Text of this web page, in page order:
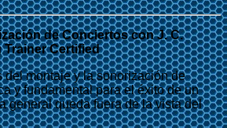
de Conciertos con J. C.
Trainer Certified
del montaje y la sonorización de
y fundamental para el éxito de un
general queda fuera de la vista del